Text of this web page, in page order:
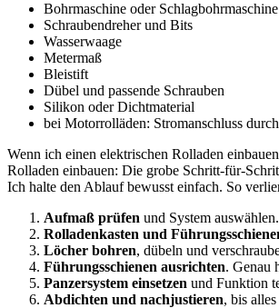
Bohrmaschine oder Schlagbohrmaschine
Schraubendreher und Bits
Wasserwaage
Metermaß
Bleistift
Dübel und passende Schrauben
Silikon oder Dichtmaterial
bei Motorrolläden: Stromanschluss
Wenn ich einen elektrischen Rolladen
Rolladen einbauen: Die grobe Schritt-für-
Ich halte den Ablauf bewusst einfach. So
Aufmaß prüfen und System auswählen.
Rolladenkasten und
Löcher bohren, dübeln und
Führungsschienen ausrichten. Genau
Panzersystem einsetzen und Funktion
Abdichten und nachjustieren, bis